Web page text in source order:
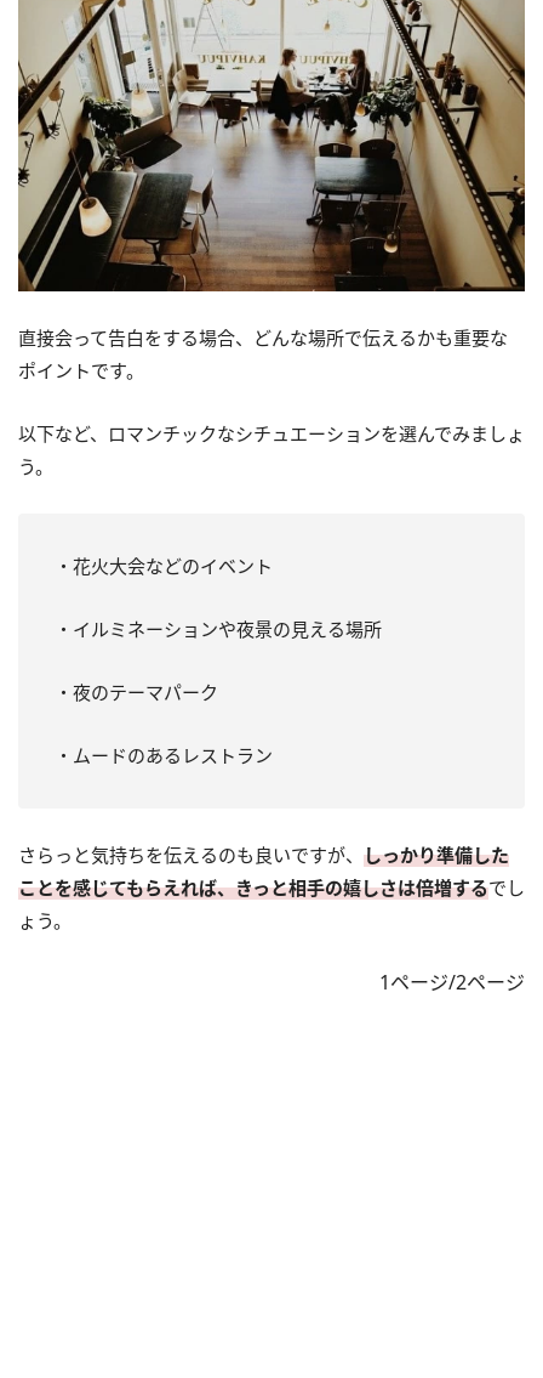
直接会って告白をする場合、どんな場所で伝えるかも重要な
ポイントです。
以下など、ロマンチックなシチュエーションを選んでみましょ
う。
・花火大会などのイベント
・イルミネーションや夜景の見える場所
・夜のテーマパーク
・ムードのあるレストラン
さらっと気持ちを伝えるのも良いですが、 しっかり準備した
ことを感じてもらえれば、きっと相手の嬉しさは倍増するでし
ょう。
1ページ/2ページ